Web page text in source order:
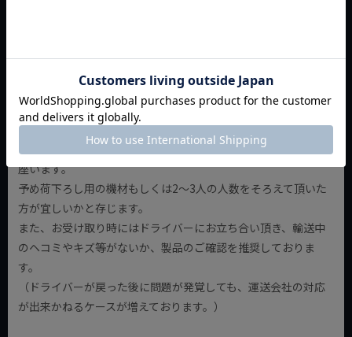
(マンションの場合はトラックの出入が制限される場合もあり
ますので、詳細は運送会社に確認をお願い致します。)
・荷物を下ろす際にドライバーがお手伝いできかねる場合も御
座います。
予め荷下ろし用の機材もしくは2～3人の人数をそろえて頂いた
方が宜しいかと存じます。
また、お受け取り時にはドライバーにお立ち合い頂き、輸送中
のヘコミやキズ等がないか、製品のご確認を推奨しておりま
す。
（ドライバーが戻った後に問題が発覚しても、運送会社の対応
が出来かねるケースが増えております。）